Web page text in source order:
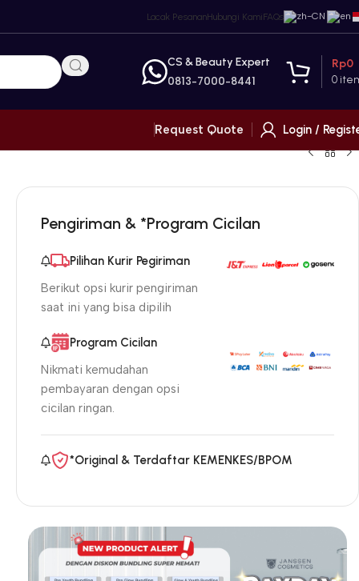
Lacak PesananHubungi KamiFAQs
CS & Beauty Expert
0813-7000-8441 0
Rp0
Request Quote
Login /
Pengiriman & *Program Cicilan
Pilihan Kurir Pegiriman
Berikut opsi kurir pengiriman
saat ini yang bisa dipilih
Program Cicilan
Nikmati kemudahan
pembayaran dengan opsi
cicilan ringan.
*Original & Terdaftar KEMENKES/BPOM